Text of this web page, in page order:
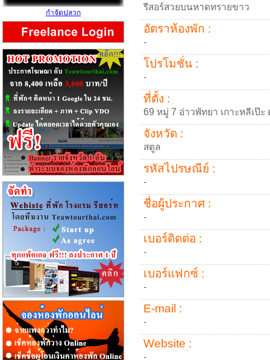
รีสอร์สวยบนหาดทรายขาว
อัตราห้องพัก :
-
โปรโมชั่น :
-
ที่ตั้ง :
69 หมู่ 7 อ่าวพัทยา เกาะหลีเป๊ะ
จังหวัด :
สตูล
รหัสไปรษณีย์ :
-
ชื่อผู้ประกาศ :
-
เบอร์ติดต่อ :
-
เบอร์แฟกซ์ :
-
E-mail :
-
Website :
-
กำจัดปลวก